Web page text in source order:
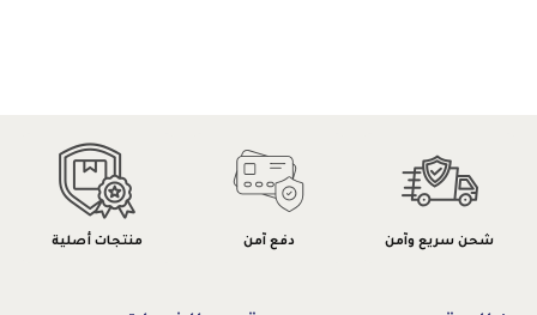
شحن سريع وآمن دفع آمن منتجات أصلية